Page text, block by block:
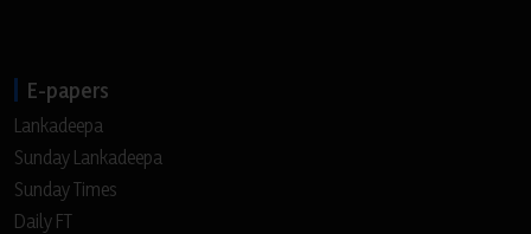
E-papers
Lankadeepa
Sunday Lankadeepa
Sunday Times
Daily FT